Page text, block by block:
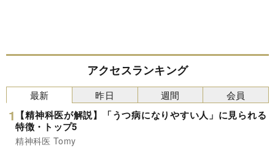
アクセスランキング
最新
【精神科医が解説】「うつ病になりやすい人」に見られる
特徴・トップ5
精神科医 Tomy
昨日 週間 会員